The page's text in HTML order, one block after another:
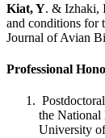
Kiat, Y. & Izhaki,
and conditions for
Journal of Avian
Professional
the
University of